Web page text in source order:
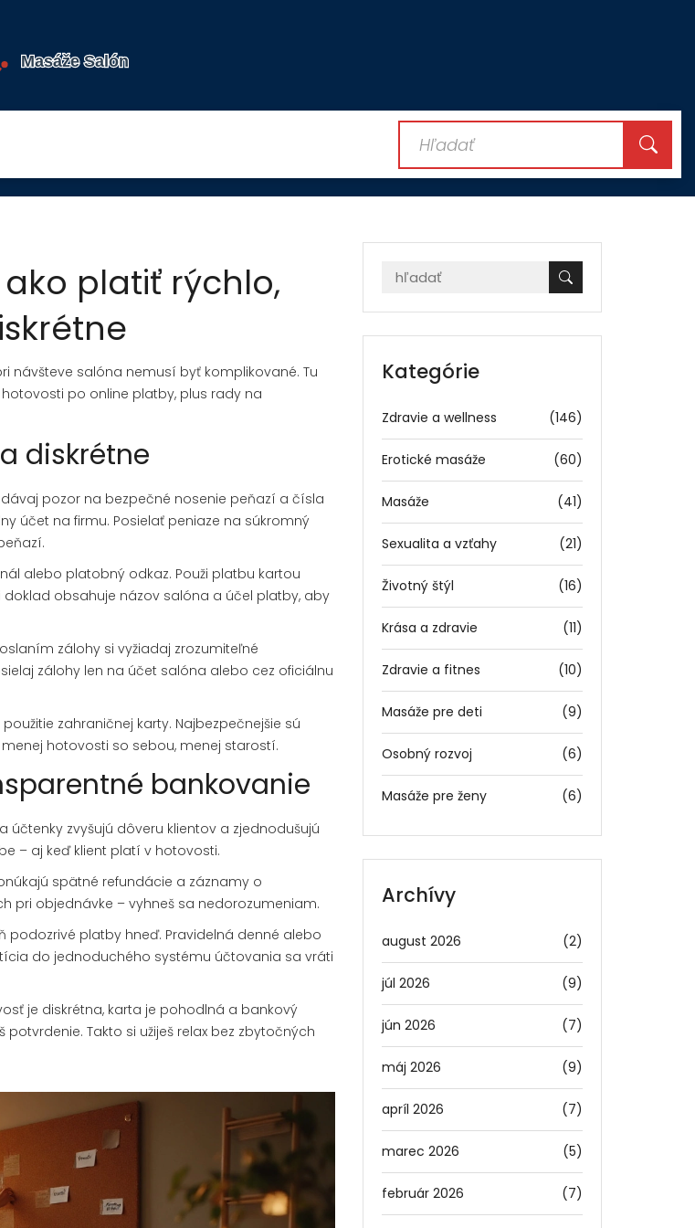
platiť rýchlo,
návšteve salóna nemusí byť komplikované. Tu
po online platby, plus rady na
diskrétne
pozor na bezpečné nosenie peňazí a čísla
účet na firmu. Posielať peniaze na súkromný
alebo platobný odkaz. Použi platbu kartou
doklad obsahuje názov salóna a účel platby, aby
zálohy si vyžiadaj zrozumiteľné
zálohy len na účet salóna alebo cez oficiálnu
zahraničnej karty. Najbezpečnejšie sú
hotovosti so sebou, menej starostí.
bankovanie
účtenky zvyšujú dôveru klientov a zjednodušujú
– aj keď klient platí v hotovosti.
spätné refundácie a záznamy o
pri objednávke – vyhneš sa nedorozumeniam.
podozrivé platby hneď. Pravidelná denné alebo
do jednoduchého systému účtovania sa vráti
je diskrétna, karta je pohodlná a bankový
Takto si užiješ relax bez zbytočných
Kategórie
Zdravie a wellness (146)
Erotické masáže (60)
Masáže (41)
Sexualita a vzťahy (21)
Životný štýl (16)
Krása a zdravie (11)
Zdravie a fitnes (10)
Masáže pre deti (9)
Osobný rozvoj (6)
Masáže pre ženy (6)
Archívy
august 2026 (2)
júl 2026 (9)
jún 2026 (7)
máj 2026 (9)
apríl 2026 (7)
marec 2026 (5)
február 2026 (7)